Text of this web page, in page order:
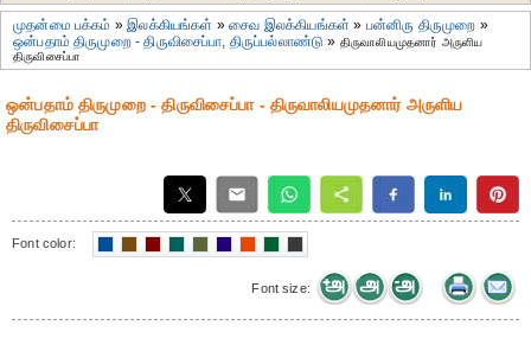
முதன்மை பக்கம் »இலக்கியங்கள் »சைவ இலக்கியங்கள் » பன்னிரு திருமுறை »
ஒன்பதாம் திருமுறை - திருவிசைப்பா, திருப்பல்லாண்டு » திருவாலியமுதனார் அருளிய
திருவிசைப்பா
ஒன்பதாம் திருமுறை - திருவிசைப்பா - திருவாலியமுதனார் அருளிய
திருவிசைப்பா
Font color:
Font size: